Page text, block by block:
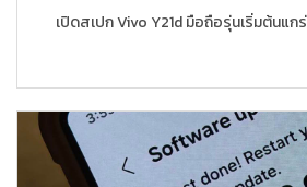
เปิดสเปก Vivo Y21d มือถือรุ่นเริ่มต้นแก